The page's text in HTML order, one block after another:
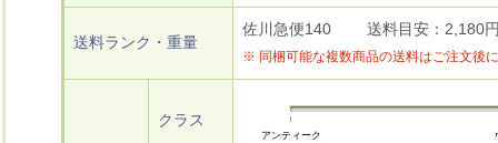
送料ランク・重量
佐川急便140 送料目安：2,180
※ 同梱可能な複数商品の送料はご注文後
クラス
アンティーク